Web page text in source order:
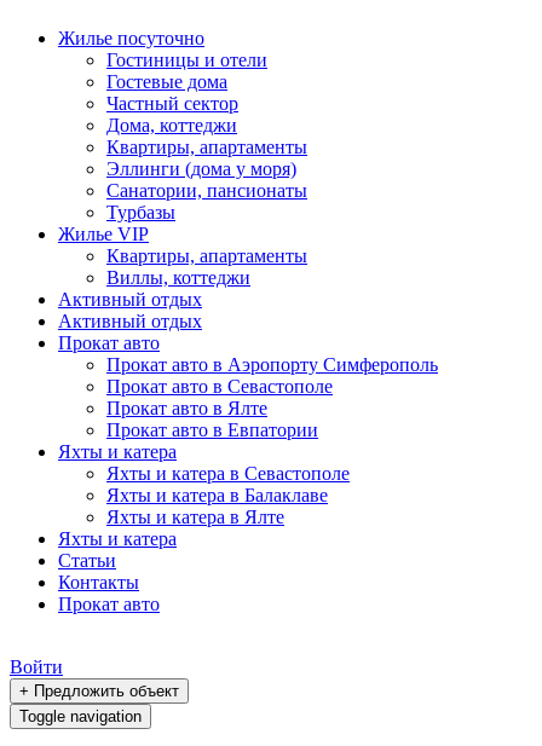
Жилье посуточно
Гостиницы и отели
Гостевые дома
Частный сектор
Дома, коттеджи
Квартиры, апартаменты
Эллинги (дома у моря)
Санатории, пансионаты
Турбазы
Жилье VIP
Квартиры, апартаменты
Виллы, коттеджи
Активный отдых
Активный отдых
Прокат авто
Прокат авто в Аэропорту Симферополь
Прокат авто в Севастополе
Прокат авто в Ялте
Прокат авто в Евпатории
Яхты и катера
Яхты и катера в Севастополе
Яхты и катера в Балаклаве
Яхты и катера в Ялте
Яхты и катера
Статьи
Контакты
Прокат авто
Войти
+ Предложить объект
Toggle navigation